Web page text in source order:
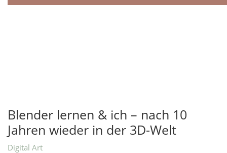
Blender lernen & ich – nach 10
Jahren wieder in der 3D-Welt
Digital Art